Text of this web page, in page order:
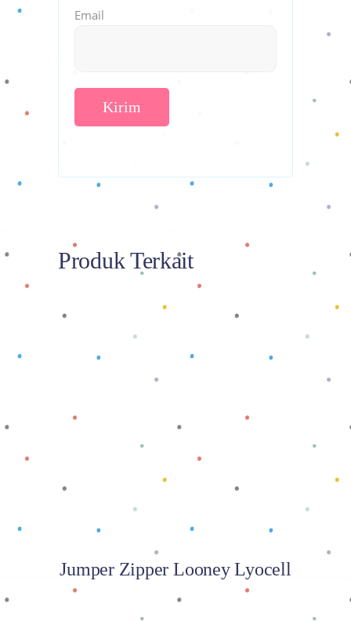
Email
Produk Terkait
Baca selengkapnya
Jumper Zipper Looney Lyocell